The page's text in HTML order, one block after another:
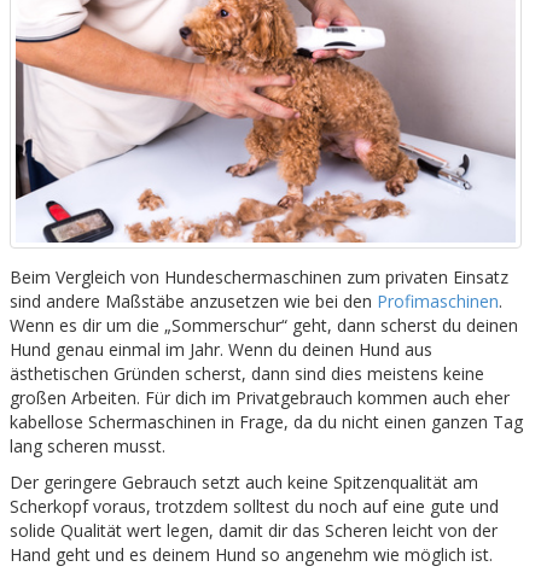
Beim Vergleich von Hundeschermaschinen zum privaten Einsatz
sind andere Maßstäbe anzusetzen wie bei den Profimaschinen.
Wenn es dir um die „Sommerschur“ geht, dann scherst du deinen
Hund genau einmal im Jahr. Wenn du deinen Hund aus
ästhetischen Gründen scherst, dann sind dies meistens keine
großen Arbeiten. Für dich im Privatgebrauch kommen auch eher
kabellose Schermaschinen in Frage, da du nicht einen ganzen Tag
lang scheren musst.
Der geringere Gebrauch setzt auch keine Spitzenqualität am
Scherkopf voraus, trotzdem solltest du noch auf eine gute und
solide Qualität wert legen, damit dir das Scheren leicht von der
Hand geht und es deinem Hund so angenehm wie möglich ist.